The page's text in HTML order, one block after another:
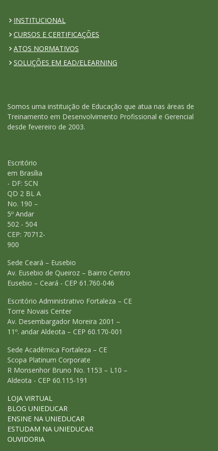
INSTITUCIONAL
CURSOS E CERTIFICAÇÕES
ATOS NORMATIVOS
SOLUÇÕES EM EAD/ELEARNING
Somos uma instituição de Educação que atua nas áreas de
Treinamento em Desenvolvimento Profissional e Gerencial
desde fevereiro de 2003.
Escritório
em Brasília
- DF: SCN
QD 2 BL A
No. 190 –
5º Andar
502 - 504
CEP: 70712-
900
Sede Ceará – Eusebio
Av. Eusebio de Queiroz – Bairro Centro
Eusebio – Ceará - CEP 61.760-046
Escritório Administrativo Fortaleza – CE
Torre Novais Center
Av. Desembargador Moreira 2001 –
11º. andar Aldeota – CEP 60.170-001
Sede Acadêmica Fortaleza – CE
Scopa Platinum Corporate
R Monsenhor Bruno No. 1153 – L10 –
Aldeota - CEP 60.115-191
LOJA VIRTUAL
BLOG UNIEDUCAR
ENSINE NA UNIEDUCAR
ESTUDAM NA UNIEDUCAR
OUVIDORIA